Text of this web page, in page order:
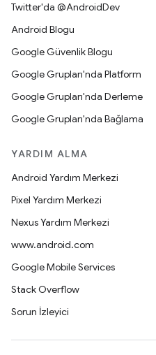
Twitter'da @AndroidDev
Android Blogu
Google Güvenlik Blogu
Google Grupları'nda Platform
Google Grupları'nda Derleme
Google Grupları'nda Bağlama
YARDIM ALMA
Android Yardım Merkezi
Pixel Yardım Merkezi
Nexus Yardım Merkezi
www.android.com
Google Mobile Services
Stack Overflow
Sorun İzleyici